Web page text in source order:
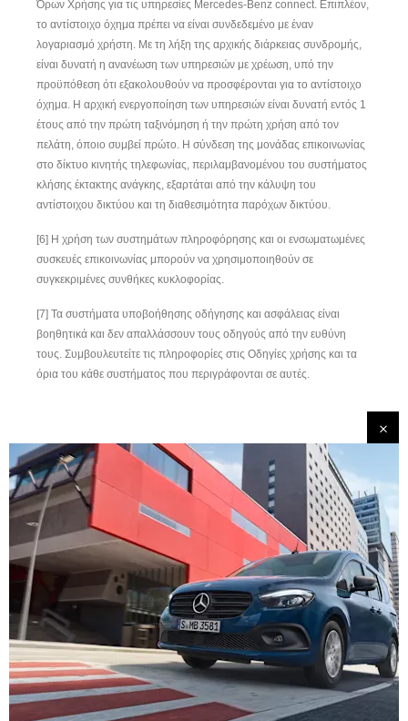
Όρων Χρήσης για τις υπηρεσίες Mercedes-Benz connect. Επιπλέον,
το αντίστοιχο όχημα πρέπει να είναι συνδεδεμένο με έναν
λογαριασμό χρήστη. Με τη λήξη της αρχικής διάρκειας συνδρομής,
είναι δυνατή η ανανέωση των υπηρεσιών με χρέωση, υπό την
προϋπόθεση ότι εξακολουθούν να προσφέρονται για το αντίστοιχο
όχημα. Η αρχική ενεργοποίηση των υπηρεσιών είναι δυνατή εντός 1
έτους από την πρώτη ταξινόμηση ή την πρώτη χρήση από τον
πελάτη, όποιο συμβεί πρώτο. Η σύνδεση της μονάδας επικοινωνίας
στο δίκτυο κινητής τηλεφωνίας, περιλαμβανομένου του συστήματος
κλήσης έκτακτης ανάγκης, εξαρτάται από την κάλυψη του
αντίστοιχου δικτύου και τη διαθεσιμότητα παρόχων δικτύου.
[6] Η χρήση των συστημάτων πληροφόρησης και οι ενσωματωμένες
συσκευές επικοινωνίας μπορούν να χρησιμοποιηθούν σε
συγκεκριμένες συνθήκες κυκλοφορίας.
[7] Τα συστήματα υποβοήθησης οδήγησης και ασφάλειας είναι
βοηθητικά και δεν απαλλάσσουν τους οδηγούς από την ευθύνη
τους. Συμβουλευτείτε τις πληροφορίες στις Oδηγίες χρήσης και τα
όρια του κάθε συστήματος που περιγράφονται σε αυτές.